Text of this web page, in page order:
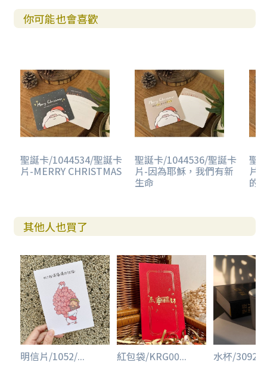
你可能也會喜歡
聖誕卡/1044534/聖誕卡
片-MERRY CHRISTMAS
聖誕卡/1044536/聖誕卡
片-因為耶穌，我們有新
生命
聖
片-
的
其他人也買了
明信片/1052/... 紅包袋/KRG00... 水杯/3092/